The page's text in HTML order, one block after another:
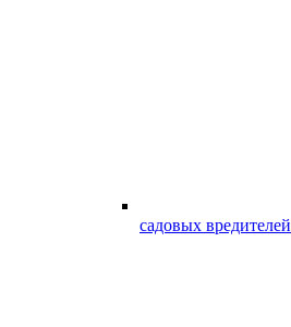
садовых вредителей